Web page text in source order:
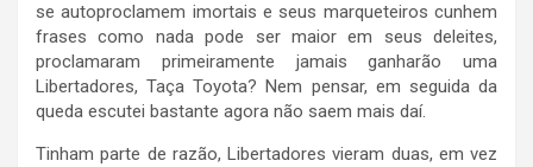
se autoproclamem imortais e seus marqueteiros cunhem
frases como nada pode ser maior em seus deleites,
proclamaram primeiramente jamais ganharão uma
Libertadores, Taça Toyota? Nem pensar, em seguida da
queda escutei bastante agora não saem mais daí.
Tinham parte de razão, Libertadores vieram duas, em vez